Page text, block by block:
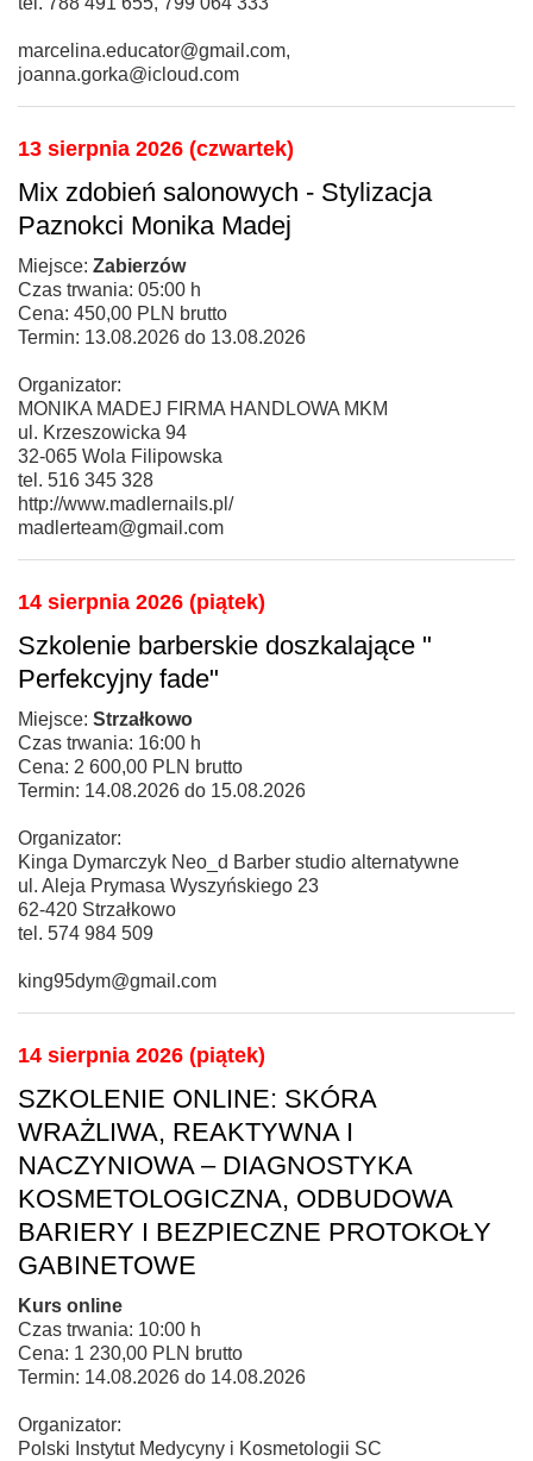
marcelina.educator@gmail.com,
joanna.gorka@icloud.com
13 sierpnia 2026 (czwartek)
Mix zdobień salonowych - Stylizacja
Paznokci Monika Madej
Miejsce: Zabierzów
Czas trwania: 05:00 h
Cena: 450,00 PLN brutto
Termin: 13.08.2026 do 13.08.2026
Organizator:
MONIKA MADEJ FIRMA HANDLOWA MKM
ul. Krzeszowicka 94
32-065 Wola Filipowska
tel. 516 345 328
http://www.madlernails.pl/
madlerteam@gmail.com
14 sierpnia 2026 (piątek)
Szkolenie barberskie doszkalające "
Perfekcyjny fade"
Miejsce: Strzałkowo
Czas trwania: 16:00 h
Cena: 2 600,00 PLN brutto
Termin: 14.08.2026 do 15.08.2026
Organizator:
Kinga Dymarczyk Neo_d Barber studio alternatywne
ul. Aleja Prymasa Wyszyńskiego 23
62-420 Strzałkowo
tel. 574 984 509
king95dym@gmail.com
14 sierpnia 2026 (piątek)
SZKOLENIE ONLINE: SKÓRA
WRAŻLIWA, REAKTYWNA I
NACZYNIOWA – DIAGNOSTYKA
KOSMETOLOGICZNA, ODBUDOWA
BARIERY I BEZPIECZNE PROTOKOŁY
GABINETOWE
Kurs online
Czas trwania: 10:00 h
Cena: 1 230,00 PLN brutto
Termin: 14.08.2026 do 14.08.2026
Organizator:
Polski Instytut Medycyny i Kosmetologii SC